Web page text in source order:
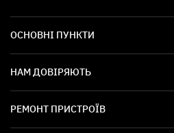
ОСНОВНІ ПУНКТИ
НАМ ДОВІРЯЮТЬ
РЕМОНТ ПРИСТРОЇВ